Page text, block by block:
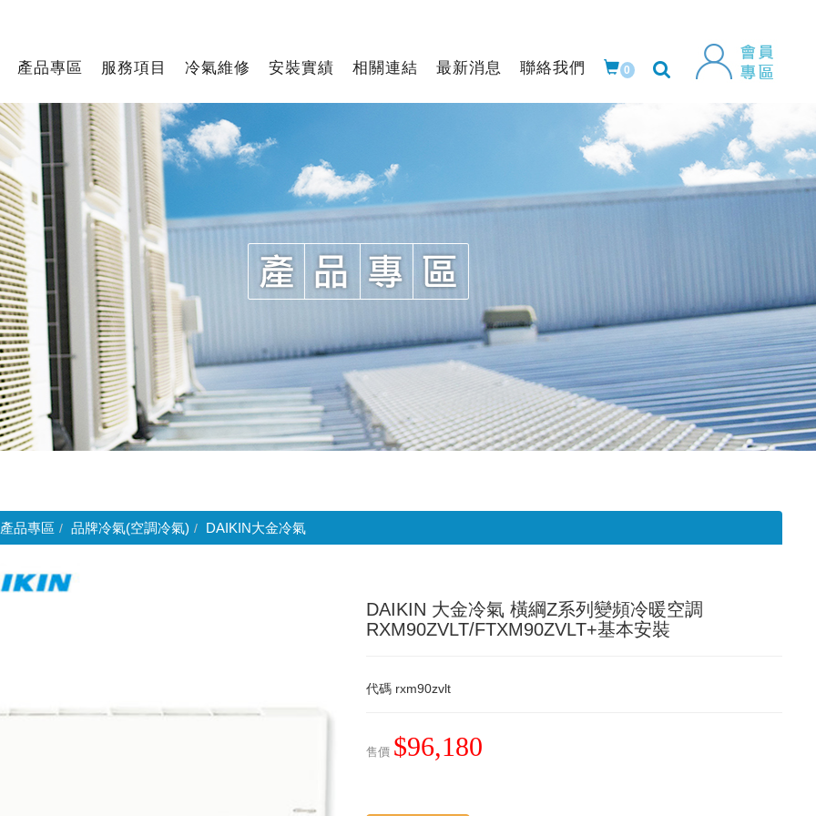
產品專區 服務項目 冷氣維修 安裝實績 相關連結 最新消息 聯絡我們 0
產品專區 品牌冷氣(空調冷氣) DAIKIN大金冷氣
DAIKIN 大金冷氣 橫綱Z系列變頻冷暖空調
RXM90ZVLT/FTXM90ZVLT+基本安裝
代碼 rxm90zvlt
售價 $96,180